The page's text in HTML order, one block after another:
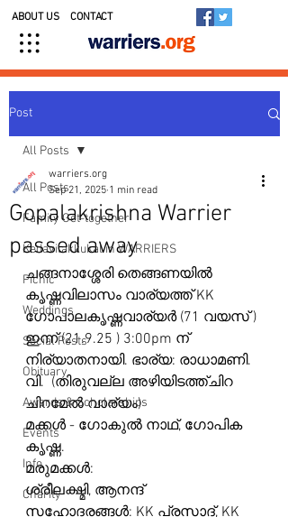
ABOUT US CONTACT
Post
All Posts
Family Get-together
Kedavilakkukal in WARRIERS
Picnic
Weddings
Social Posts
Obituary
Awards & Scholarships
Events
Info
Charity
All Posts
Gopalakrishna Warrier
passed away
warriers.org
Sep 21, 2025 1 min read
ചങ്ങനാശ്ശേരി തെങ്ങണയിൽ
കൃഷ്ണവിലാസം വാര്യത്ത് KK
ഗോപാലകൃഷ്ണവാര്യർ (71 വയസ് )
ഇന്ന് (21.9.25 ) 3:00pm ന്
നിര്യാതനായി. ഭാര്യ: രാധാമണി.
വി.  (തിരുവല്ല അഴിയിടത്ത്ചിറ
ചിറമേൽ വാര്യം)
മക്കൾ - ഗോകുൽ നാഥ്, ഗോപിക
കൃഷ്ണ.
മരുമക്കൾ:
ശ്രീലക്ഷ്മി, ആനന്ദ്
സഹോദരങ്ങൾ: KK പ്രസാദ്, KK